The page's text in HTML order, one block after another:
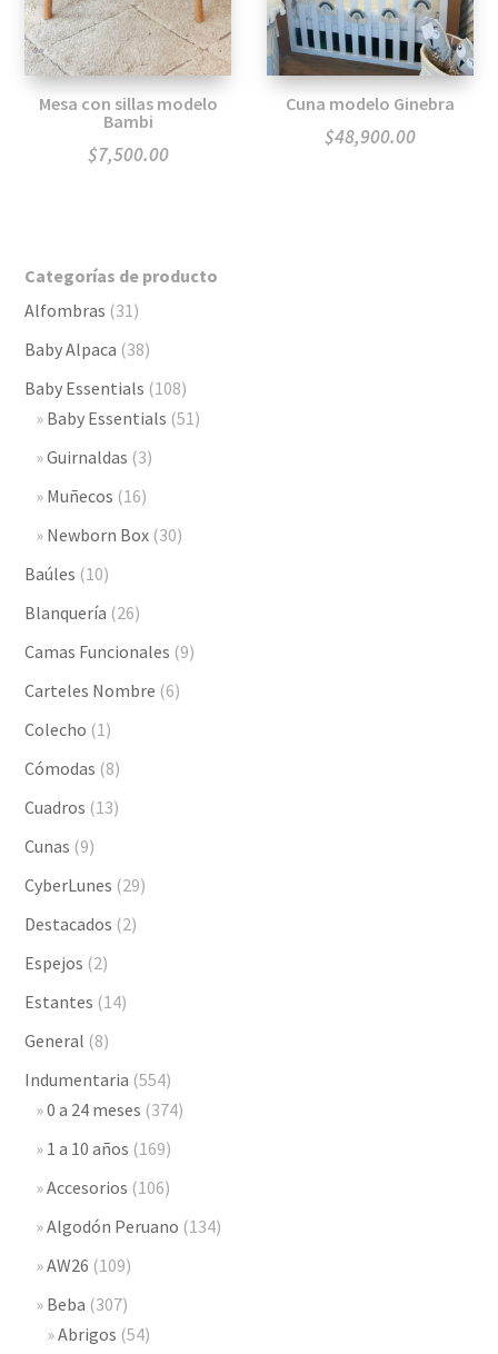
Mesa con sillas modelo
Bambi
$7,500.00
Cuna modelo Ginebra
$48,900.00
Categorías de producto
Alfombras (31)
Baby Alpaca (38)
Baby Essentials (108)
Baby Essentials (51)
Guirnaldas (3)
Muñecos (16)
Newborn Box (30)
Baúles (10)
Blanquería (26)
Camas Funcionales (9)
Carteles Nombre (6)
Colecho (1)
Cómodas (8)
Cuadros (13)
Cunas (9)
CyberLunes (29)
Destacados (2)
Espejos (2)
Estantes (14)
General (8)
Indumentaria (554)
0 a 24 meses (374)
1 a 10 años (169)
Accesorios (106)
Algodón Peruano (134)
AW26 (109)
Beba (307)
Abrigos (54)